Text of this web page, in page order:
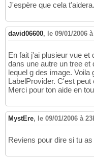
J'espère que cela t'aidera.
david06600, le 09/01/2006
En fait j'ai plusieur vue et
dans une autre un tree et
lequel g des image.
LabelProvider. C'est
Merci pour ton aide en
MystEre, le 09/01/2006 à
Reviens pour dire si tu